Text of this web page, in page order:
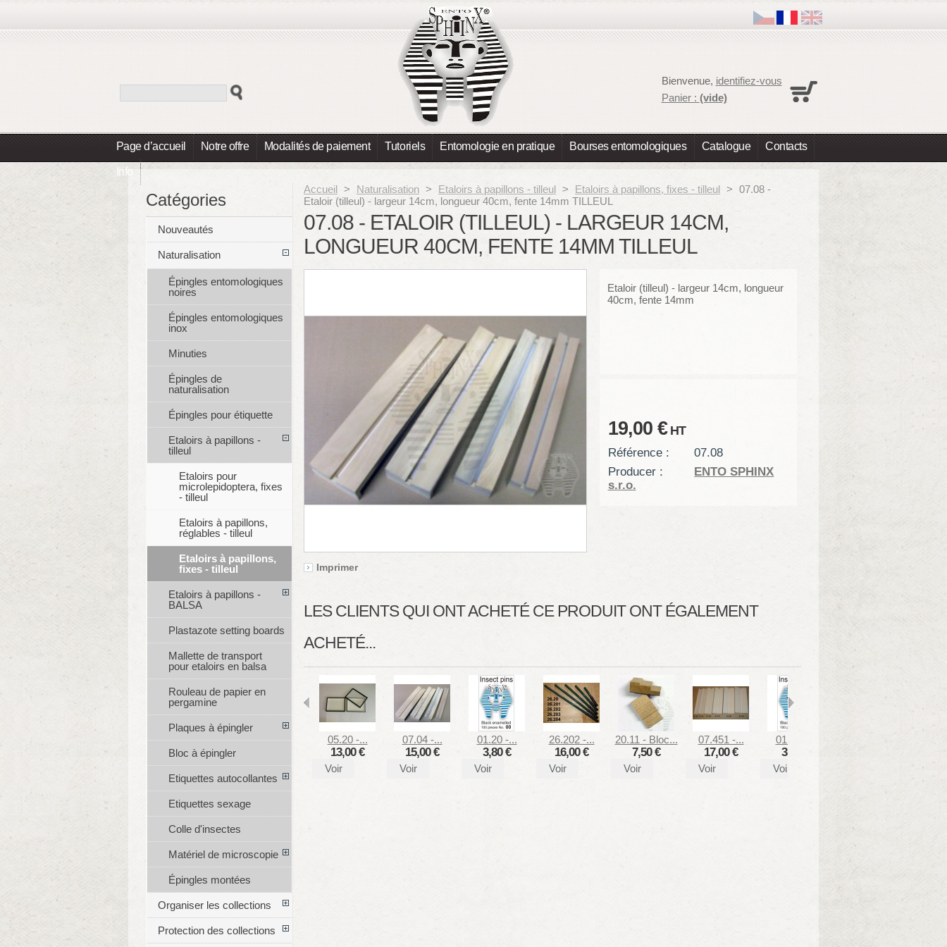
Page d’accueil Notre offre Modalités de paiement Tutoriels Entomologie en pratique Bourses entomologiques Catalogue Contacts
Info
Bienvenue, identifiez-vous
Panier : (vide)
Accueil > Naturalisation > Etaloirs à papillons - tilleul > Etaloirs à papillons, fixes - tilleul > 07.08 -
Etaloir (tilleul) - largeur 14cm, longueur 40cm, fente 14mm TILLEUL
07.08 - ETALOIR (TILLEUL) - LARGEUR 14CM,
LONGUEUR 40CM, FENTE 14MM TILLEUL
Imprimer
Etaloir (tilleul) - largeur 14cm, longueur
40cm, fente 14mm
19,00 €HT
Référence :
07.08
Producer :
ENTO SPHINX
s.r.o.
LES CLIENTS QUI ONT ACHETÉ CE PRODUIT ONT ÉGALEMENT
ACHETÉ...
05.20 -...
13,00 €
Voir
07.04 -...
15,00 €
Voir
01.20 -...
3,80 €
Voir
26.202 -...
16,00 €
Voir
20.11 - Bloc...
7,50 €
Voir
07.451 -...
17,00 €
Voir
01.10 -...
3,80 €
Voir
Catégories
Nouveautés
Naturalisation
Épingles entomologiques
noires
Épingles entomologiques
inox
Minuties
Épingles de
naturalisation
Épingles pour étiquette
Etaloirs à papillons -
tilleul
Etaloirs pour
microlepidoptera, fixes
- tilleul
Etaloirs à papillons,
réglables - tilleul
Etaloirs à papillons,
fixes - tilleul
Etaloirs à papillons -
BALSA
Plastazote setting boards
Mallette de transport
pour etaloirs en balsa
Rouleau de papier en
pergamine
Plaques à épingler
Bloc à épingler
Etiquettes autocollantes
Etiquettes sexage
Colle d'insectes
Matériel de microscopie
Épingles montées
Organiser les collections
Protection des collections
Aucun produit
Total 0,00 €
Les prix sont HT